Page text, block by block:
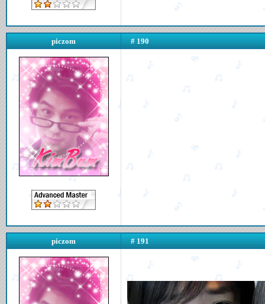
piczom # 190
piczom # 191